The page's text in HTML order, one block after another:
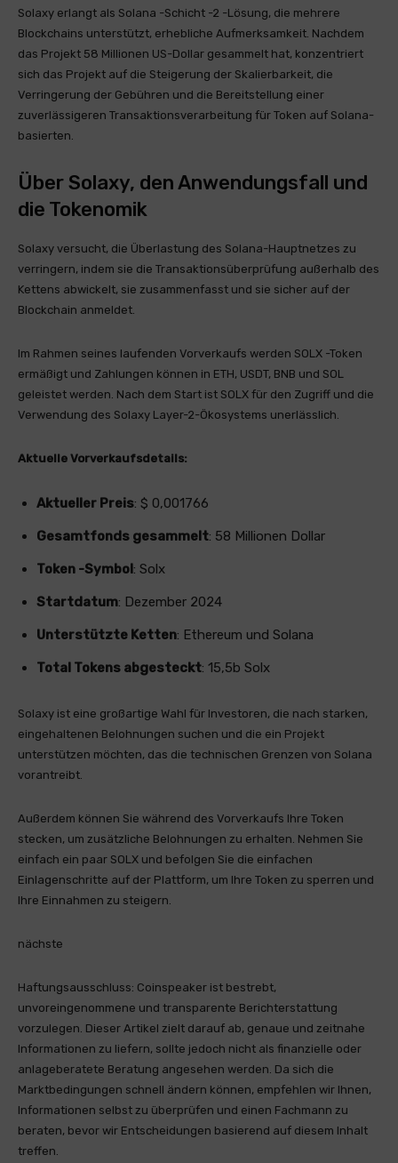
Solaxy erlangt als Solana -Schicht -2 -Lösung, die mehrere
Blockchains unterstützt, erhebliche Aufmerksamkeit. Nachdem
das Projekt 58 Millionen US-Dollar gesammelt hat, konzentriert
sich das Projekt auf die Steigerung der Skalierbarkeit, die
Verringerung der Gebühren und die Bereitstellung einer
zuverlässigeren Transaktionsverarbeitung für Token auf Solana-
basierten.
Über Solaxy, den Anwendungsfall und
die Tokenomik
Solaxy versucht, die Überlastung des Solana-Hauptnetzes zu
verringern, indem sie die Transaktionsüberprüfung außerhalb des
Kettens abwickelt, sie zusammenfasst und sie sicher auf der
Blockchain anmeldet.
Im Rahmen seines laufenden Vorverkaufs werden SOLX -Token
ermäßigt und Zahlungen können in ETH, USDT, BNB und SOL
geleistet werden. Nach dem Start ist SOLX für den Zugriff und die
Verwendung des Solaxy Layer-2-Ökosystems unerlässlich.
Aktuelle Vorverkaufsdetails:
Aktueller Preis: $ 0,001766
Gesamtfonds gesammelt: 58 Millionen Dollar
Token -Symbol: Solx
Startdatum: Dezember 2024
Unterstützte Ketten: Ethereum und Solana
Total Tokens abgesteckt: 15,5b Solx
Solaxy ist eine großartige Wahl für Investoren, die nach starken,
eingehaltenen Belohnungen suchen und die ein Projekt
unterstützen möchten, das die technischen Grenzen von Solana
vorantreibt.
Außerdem können Sie während des Vorverkaufs Ihre Token
stecken, um zusätzliche Belohnungen zu erhalten. Nehmen Sie
einfach ein paar SOLX und befolgen Sie die einfachen
Einlagenschritte auf der Plattform, um Ihre Token zu sperren und
Ihre Einnahmen zu steigern.
nächste
Haftungsausschluss: Coinspeaker ist bestrebt,
unvoreingenommene und transparente Berichterstattung
vorzulegen. Dieser Artikel zielt darauf ab, genaue und zeitnahe
Informationen zu liefern, sollte jedoch nicht als finanzielle oder
anlageberatete Beratung angesehen werden. Da sich die
Marktbedingungen schnell ändern können, empfehlen wir Ihnen,
Informationen selbst zu überprüfen und einen Fachmann zu
beraten, bevor wir Entscheidungen basierend auf diesem Inhalt
treffen.